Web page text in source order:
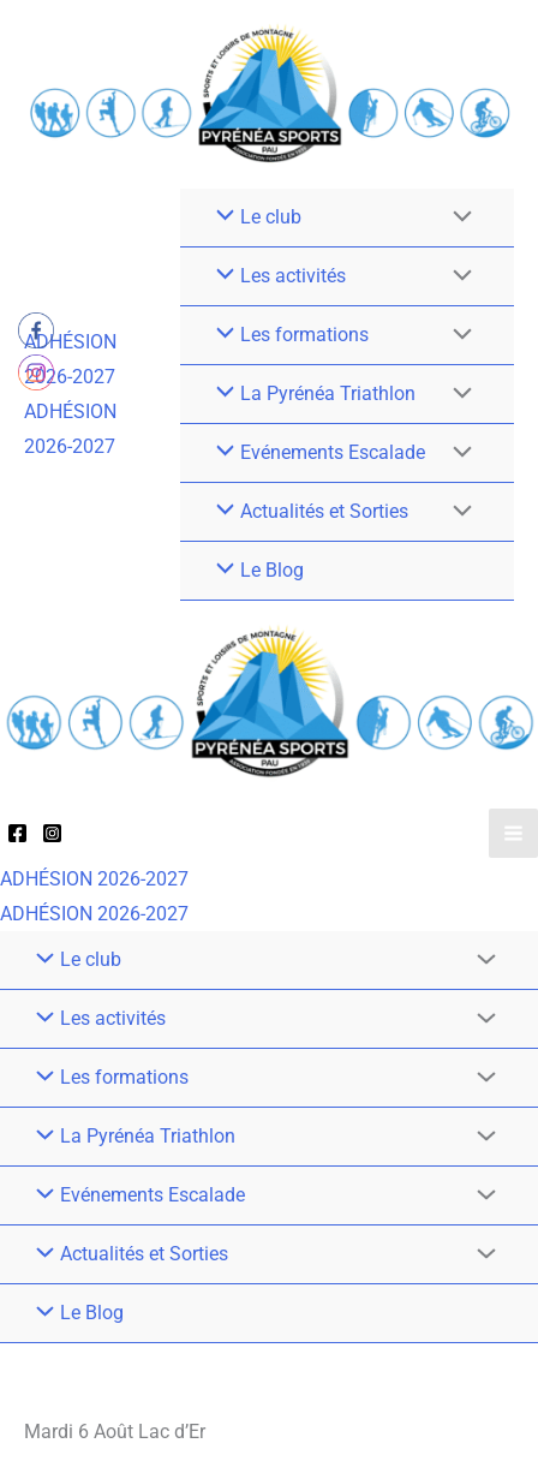
contenu
ADHÉSION
2026-2027
ADHÉSION
2026-2027
Le club
Les activités
Les formations
La Pyrénéa Triathlon
Evénements Escalade
Actualités et Sorties
Le Blog
ADHÉSION 2026-2027
ADHÉSION 2026-2027
Le club
Les activités
Les formations
La Pyrénéa Triathlon
Evénements Escalade
Actualités et Sorties
Le Blog
Mardi 6 Août Lac d’Er